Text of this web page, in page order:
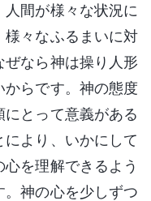
間が様々な状況に
様々なふるまいに対
なら神は操り人形
らです。神の態度
とって意義がある
より、いかにして
を理解できるよう
神の心を少しずつ